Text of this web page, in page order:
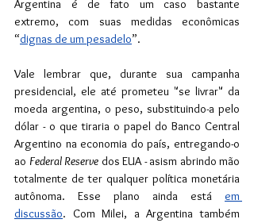
Argentina é de fato um caso bastante
extremo, com suas medidas econômicas
“dignas de um pesadelo”.
Vale lembrar que, durante sua campanha
presidencial, ele até prometeu "se livrar" da
moeda argentina, o peso, substituindo-a pelo
dólar - o que tiraria o papel do Banco Central
Argentino na economia do país, entregando-o
ao Federal Reserve dos EUA - asism abrindo mão
totalmente de ter qualquer política monetária
autônoma. Esse plano ainda está em
discussão. Com Milei, a Argentina também